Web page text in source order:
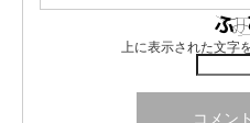
上に表示された文字